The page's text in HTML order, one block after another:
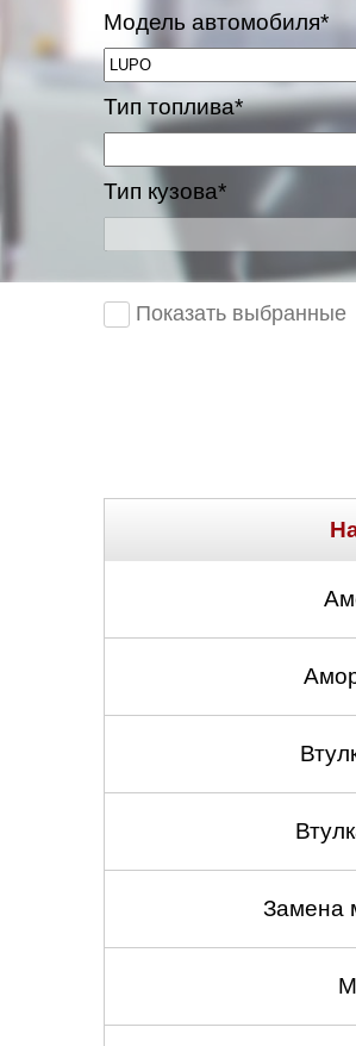
Модель автомобиля*
Тип топлива*
Тип кузова*
Показать выбранные
Замена